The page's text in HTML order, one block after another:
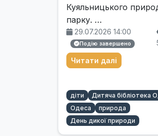
Куяльницького
парку. …
29.07.2026 14:00
Подію завершено
Читати далі
діти
Дитяча бібліотека
Одеса
природа
День дикої природи